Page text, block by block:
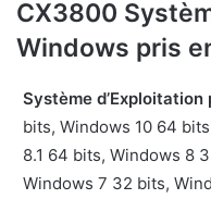
CX3800
Windows pris
Système
bits, Windows 10 64
8.1 64 bits, Windows 8
Windows 7 32 bits,